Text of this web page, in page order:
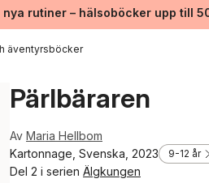
nya rutiner – hälsoböcker upp till
äventyrsböcker
Pärlbäraren
Av Maria Hellbom
Kartonnage, Svenska, 2023
9-12 år
Del 2 i serien Älgkungen